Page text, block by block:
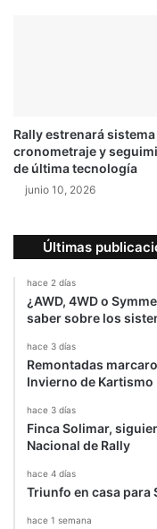
g
S
b
Rally estrenará
cronometraje y
de última tecnología
junio 10, 2026
Últimas
hace 2 días
¿AWD, 4WD o
saber sobre los
hace 3 días
Remontadas
Invierno de Kartismo
hace 3 días
Finca Solimar,
Nacional de Rally
hace 4 días
Triunfo en casa para
hace 1 semana